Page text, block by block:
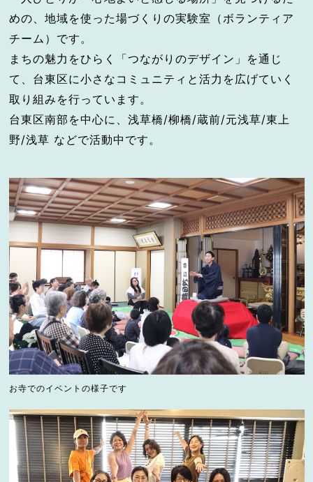
めの、地域を使った場づくりの実験室（ボランティア
チーム）です。
まちの魅力をひらく「つながりのデザイン」を通じ
て、台東区に小さなコミュニティと活力を広げていく
取り組みを行っています。
台東区南部を中心に、浅草橋/柳橋/蔵前/元浅草/東上
野/浅草 などで活動中です。
お寺でのイベントの様子です